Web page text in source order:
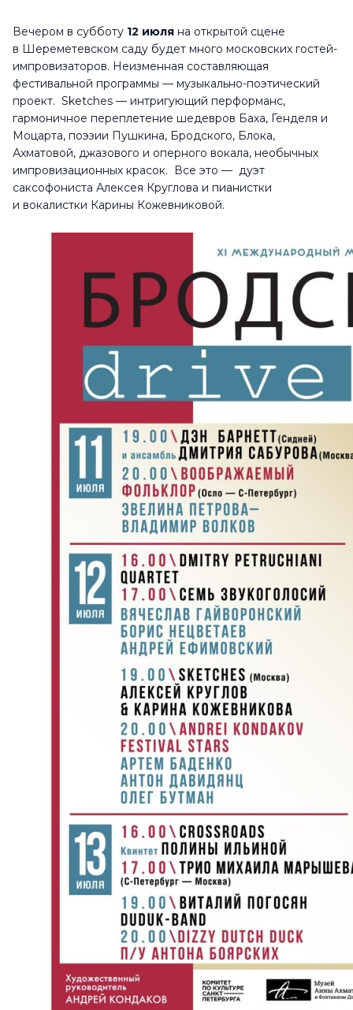
Вечером в субботу 12 июля на открытой сцене
в Шереметевском саду будет много московских гостей-
импровизаторов. Неизменная составляющая
фестивальной программы — музыкально-поэтический
проект. Sketches — интригующий перформанс,
гармоничное переплетение шедевров Баха, Генделя и
Моцарта, поэзии Пушкина, Бродского, Блока,
Ахматовой, джазового и оперного вокала, необычных
импровизационных красок. Все это — дуэт
саксофониста Алексея Круглова и пианистки
и вокалистки Карины Кожевниковой.